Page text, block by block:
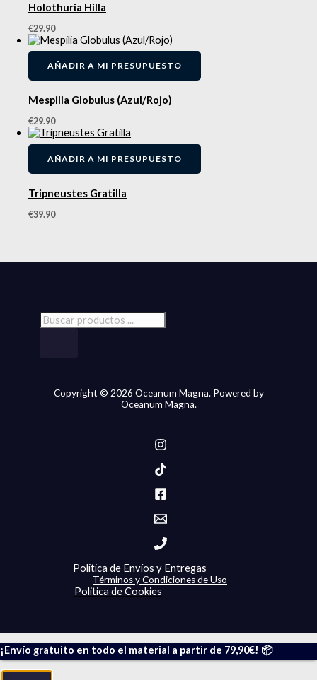
Holothuria Hilla
€29.90
AÑADIR A MI PRESUPUESTO
Mespilia Globulus (Azul/Rojo)
€29.90
AÑADIR A MI PRESUPUESTO
Tripneustes Gratilla
€39.90
Copyright © 2026 Oceanum Magna. Powered by
Oceanum Magna.
Politica de Envíos y Entregas
Términos y Condiciones de Uso
Politica de Cookies
¡Envío gratuito en todo el material a partir de 79,90€! 📦